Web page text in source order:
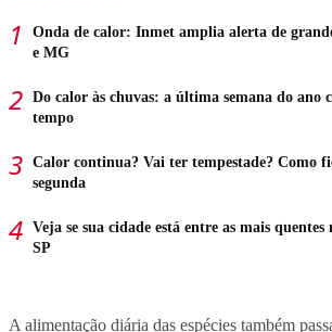
Onda de calor: Inmet amplia alerta de
e MG
Do calor às chuvas: a última semana do ano
tempo
Calor continua? Vai ter tempestade? Como
segunda
Veja se sua cidade está entre as mais
SP
A alimentação diária das espécies também